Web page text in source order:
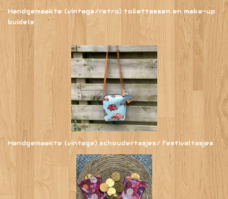
Handgemaakte (vintage/retro) toilettassen en make-up
buidels
Handgemaakte (vintage) schoudertasjes/ festivaltasjes